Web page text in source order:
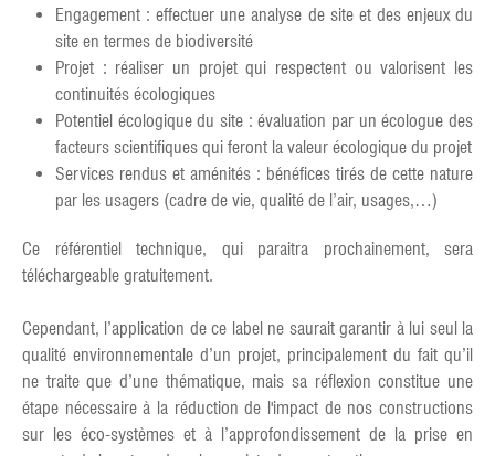
Engagement : effectuer une analyse de site et des enjeux du
site en termes de biodiversité
Projet : réaliser un projet qui respectent ou valorisent les
continuités écologiques
Potentiel écologique du site : évaluation par un écologue des
facteurs scientifiques qui feront la valeur écologique du projet
Services rendus et aménités : bénéfices tirés de cette nature
par les usagers (cadre de vie, qualité de l’air, usages,…)
Ce référentiel technique, qui paraitra prochainement, sera
téléchargeable gratuitement.
Cependant, l’application de ce label ne saurait garantir à lui seul la
qualité environnementale d’un projet, principalement du fait qu’il
ne traite que d’une thématique, mais sa réflexion constitue une
étape nécessaire à la réduction de l'impact de nos constructions
sur les éco-systèmes et à l’approfondissement de la prise en